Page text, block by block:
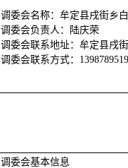
调委会名称：牟定县戌街乡
调委会负责人：陆庆荣
调委会联系地址：牟定县戌
调委会联系方式：
调委会基本信息